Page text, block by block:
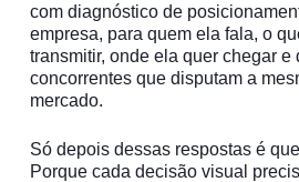
com diagnóstico de
empresa, para quem ela fala, o
transmitir, onde ela quer chegar e
concorrentes que disputam a
mercado.
Só depois dessas respostas é
Porque cada decisão visual